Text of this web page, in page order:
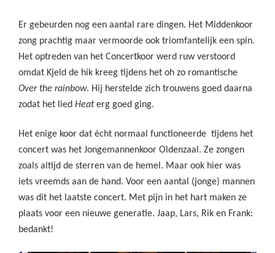
Er gebeurden nog een aantal rare dingen. Het Middenkoor
zong prachtig maar vermoorde ook triomfantelijk een spin.
Het optreden van het Concertkoor werd ruw verstoord
omdat Kjeld de hik kreeg tijdens het oh zo romantische
Over the rainbow. Hij herstelde zich trouwens goed daarna
zodat het lied Heaterg goed ging.
Het enige koor dat écht normaal functioneerde tijdens het
concert was het Jongemannenkoor Oldenzaal. Ze zongen
zoals altijd de sterren van de hemel. Maar ook hier was
iets vreemds aan de hand. Voor een aantal (jonge) mannen
was dit het laatste concert. Met pijn in het hart maken ze
plaats voor een nieuwe generatie. Jaap, Lars, Rik en Frank:
bedankt!